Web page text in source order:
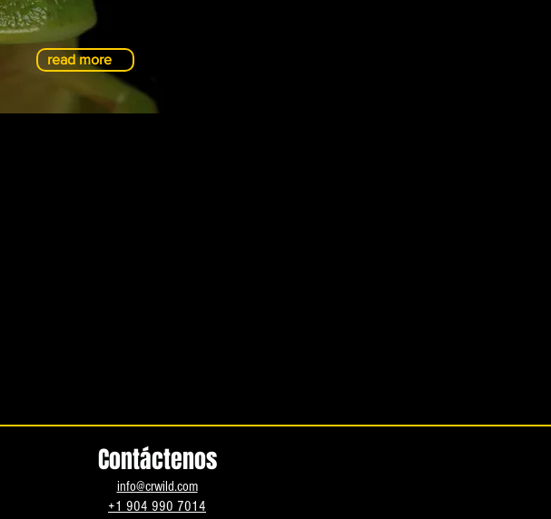
read more
Contáctenos
info@crwild.com
+1 904 990 7014